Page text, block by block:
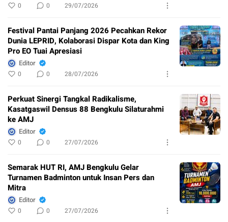
0 0 29/07/2026
Festival Pantai Panjang 2026 Pecahkan Rekor
Dunia LEPRID, Kolaborasi Dispar Kota dan King
Pro EO Tuai Apresiasi
Editor
0 0 28/07/2026
Perkuat Sinergi Tangkal Radikalisme,
Kasatgaswil Densus 88 Bengkulu Silaturahmi
ke AMJ
Editor
0 0 27/07/2026
Semarak HUT RI, AMJ Bengkulu Gelar
Turnamen Badminton untuk Insan Pers dan
Mitra
Editor
0 0 27/07/2026